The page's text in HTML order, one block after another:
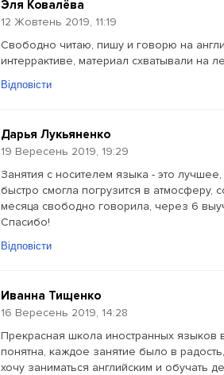
Эля Ковалёва
12 Жовтень 2019, 11:19
Свободно читаю, пишу и говорю на
интеррактиве, материал схватывали на
Відповісти
Дарья Лукьяненко
19 Вересень 2019, 19:29
Занятия с носителем языка - это
быстро смогла погрузится в атмосферу,
месяца свободно говорила, через 6
Спасибо!
Відповісти
Иванна Тищенко
16 Вересень 2019, 14:28
Прекрасная школа иностранных языков
понятна, каждое занятие было в
хочу заниматься английским и обучать